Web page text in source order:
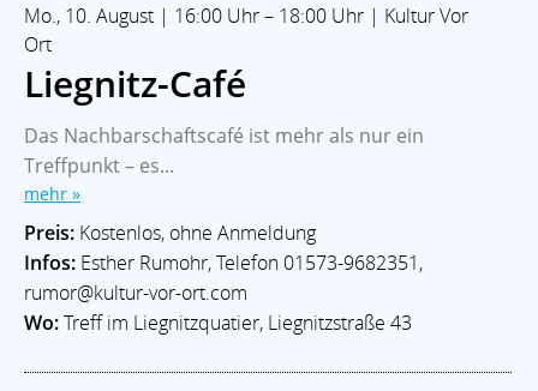
Mo., 10. August | 16:00 Uhr – 18:00 Uhr | Kultur Vor
Ort
Liegnitz-Café
Das Nachbarschaftscafé ist mehr als nur ein
Treffpunkt – es...
mehr »
Preis: Kostenlos, ohne Anmeldung
Infos: Esther Rumohr, Telefon 01573-9682351,
rumor@kultur-vor-ort.com
Wo:Treff im Liegnitzquatier, Liegnitzstraße 43